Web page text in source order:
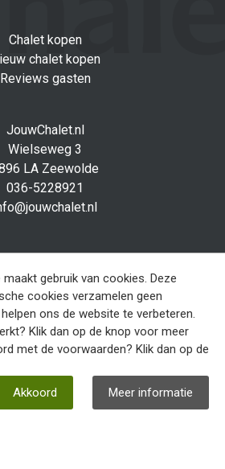
gebruik van cookies. Deze
cookies verzamelen geen
ons de website te verbeteren.
Klik dan op de knop voor meer
met de voorwaarden? Klik dan op de
Akkoord
Meer informatie
Chalet kopen
chalet kopen
Reviews gasten
JouwChalet.nl
Wielseweg 3
LA Zeewolde
036-5228921
Social media
Facebook
Sitemap
Disclaimer
verklaring
en realisatieEveryOffice